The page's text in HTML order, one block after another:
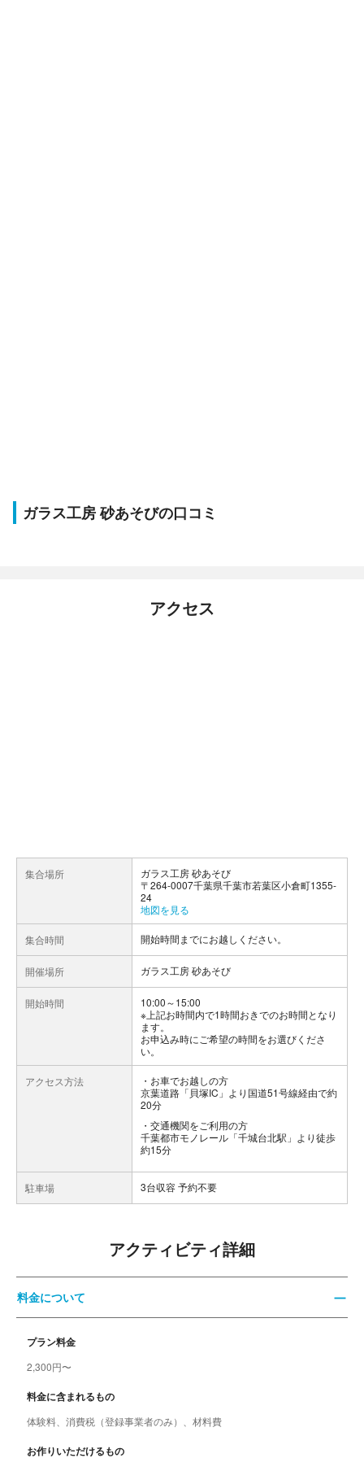
ガラス工房 砂あそびの口コミ
アクセス
集合場所
ガラス工房 砂あそび
〒264-0007千葉県千葉市若葉区小倉町1355-
24
地図を見る
集合時間 開始時間までにお越しください。
開催場所 ガラス工房 砂あそび
開始時間
10:00～15:00
※上記お時間内で1時間おきでのお時間となり
ます。
お申込み時にご希望の時間をお選びくださ
い。
アクセス方法
お車でお越しの方
京葉道路「貝塚IC」より国道51号線経由で約
20分
交通機関をご利用の方
千葉都市モノレール「千城台北駅」より徒歩
約15分
駐車場 3台収容 予約不要
アクティビティ詳細
料金について
プラン料金
2,300円〜
料金に含まれるもの
体験料、消費税（登録事業者のみ）、材料費
お作りいただけるもの